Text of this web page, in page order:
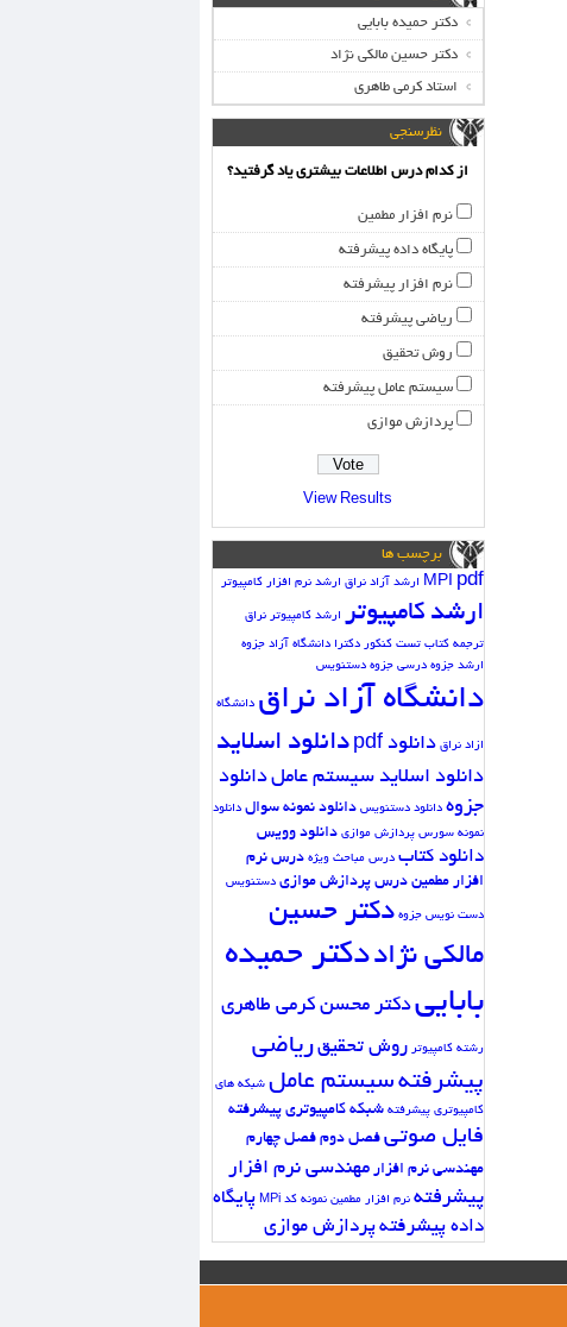
دکتر حمیده بابایی
دکتر حسین مالکی نژاد
استاد کرمی طاهری
نظرسنجی
از کدام درس اطلاعات بیشتری یاد گرفتید؟
نرم افزار مطمین
پایگاه داده پیشرفته
نرم افزار پیشرفته
ریاضی پیشرفته
روش تحقیق
سیستم عامل پیشرفته
پردازش موازی
View Results
برچسب ها
MPI pdf ارشد آزاد نراق ارشد نرم افزار کامپیوتر
ارشد کامپیوتر ارشد کامپیوتر نراق
ترجمه کتاب تست کنکور دکترا دانشگاه آزاد جزوه
ارشد جزوه درسی جزوه دستنویس
دانشگاه آزاد نراق دانشگاه
ازاد نراق دانلود pdf دانلود اسلاید
دانلود اسلاید سیستم عاملدانلود
جزوه دانلود دستنویس دانلود نمونه سوال دانلود
نمونه سورس پردازش موازی دانلود وویس
دانلود کتاب درس مباحث ویژه درس نرم
افزار مطمین درس پردازش موازی دستنویس
دست نویس جزوه دکتر حسین
مالکی نژاددکتر حمیده
باباییدکتر محسن کرمی طاهری
رشته کامپیوتر روش تحقیق ریاضی
پیشرفتهسیستم عامل شبکه های
کامپیوتری پیشرفته شبکه کامپیوتری پیشرفته
فایل صوتی فصل دوم فصل چهارم
مهندسی نرم افزار مهندسی نرم افزار
پیشرفته نرم افزار مطمین نمونه کد MPi
پایگاه
داده پیشرفته پردازش موازی